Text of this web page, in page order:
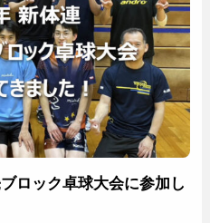
ロック卓球大会に参加し